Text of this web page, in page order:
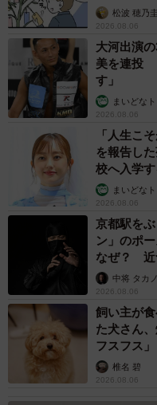
松波 穂乃圭
2026.08.06
大河出演
美を連投
す」
まいどな
2026.08.06
「人生こ
を報告し
校へ入学す
まいどな
2026.08.06
京都駅を
ン」のポ
なぜ？ 近
未熟」中将 タカ
2026.08.06
飼い主が
た犬さん
フスフス」
椎名 碧
2026.08.06